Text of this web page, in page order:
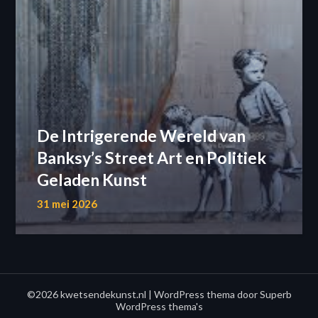
De Intrigerende Wereld van
Banksy’s Street Art en Politiek
Geladen Kunst
31 mei 2026
©2026 kwetsendekunst.nl | WordPress thema doorSuperb
WordPress thema's